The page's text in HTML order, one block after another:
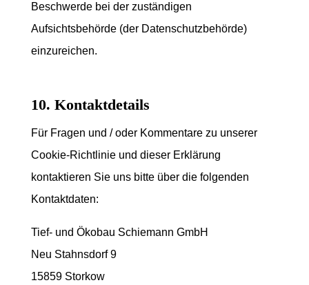
Beschwerde bei der zuständigen
Aufsichtsbehörde (der Datenschutzbehörde)
einzureichen.
10. Kontaktdetails
Für Fragen und / oder Kommentare zu unserer
Cookie-Richtlinie und dieser Erklärung
kontaktieren Sie uns bitte über die folgenden
Kontaktdaten:
Tief- und Ökobau Schiemann GmbH
Neu Stahnsdorf 9
15859 Storkow